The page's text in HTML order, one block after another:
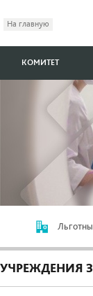
На главную
КОМИТЕТ
УЧРЕЖДЕНИЯ